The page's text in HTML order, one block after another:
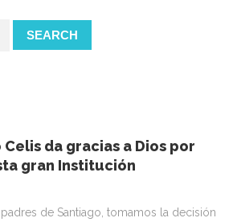
SEARCH
da gracias a Dios por
gran Institución
de Santiago, tomamos la decisión